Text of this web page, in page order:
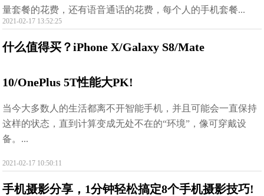
量套餐的花费，还有语音通话的花费，每个人的手机套餐...
2021-02-17 13:52:25
什么值得买？iPhone X/Galaxy S8/Mate
10/OnePlus 5T性能大PK!
当今大多数人的生活都离不开智能手机，并且可能会一直保持
这样的状态，直到计算变成无处不在的“环境”，像可穿戴设
备。...
2021-02-17 10:50:11
手机摄影分享，1分钟轻松搞定8个手机摄影技巧!